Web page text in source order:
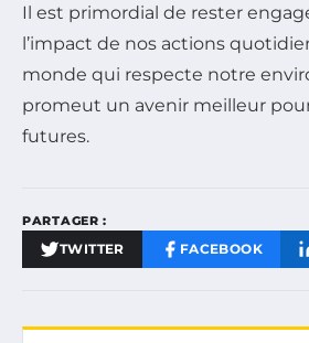
Il est primordial de rester
l’impact de nos actions
monde qui respecte notre
promeut un avenir meilleur
futures.
PARTAGER :
TWITTER FACEBOOK